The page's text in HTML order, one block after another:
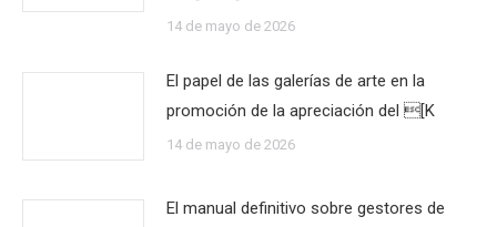
14 de mayo de 2026
El papel de las galerías de arte en la
promoción de la apreciación del [K
14 de mayo de 2026
El manual definitivo sobre gestores de